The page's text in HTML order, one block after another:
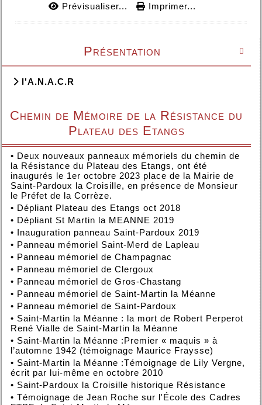

Présentation
l'A.N.A.C.R
Chemin de Mémoire de la Résistance du
Plateau des Etangs
• Deux nouveaux panneaux mémoriels du chemin de
la Résistance du Plateau des Etangs, ont été
inaugurés le 1er octobre 2023 place de la Mairie de
Saint-Pardoux la Croisille, en présence de Monsieur
le Préfet de la Corrèze.
• Dépliant Plateau des Etangs oct 2018
• Dépliant St Martin la MEANNE 2019
• Inauguration panneau Saint-Pardoux 2019
• Panneau mémoriel Saint-Merd de Lapleau
• Panneau mémoriel de Champagnac
• Panneau mémoriel de Clergoux
• Panneau mémoriel de Gros-Chastang
• Panneau mémoriel de Saint-Martin la Méanne
• Panneau mémoriel de Saint-Pardoux
• Saint-Martin la Méanne : la mort de Robert Perperot
René Vialle de Saint-Martin la Méanne
• Saint-Martin la Méanne :Premier « maquis » à
l’automne 1942 (témoignage Maurice Fraysse)
• Saint-Martin la Méanne :Témoignage de Lily Vergne,
écrit par lui-même en octobre 2010
• Saint-Pardoux la Croisille historique Résistance
• Témoignage de Jean Roche sur l'École des Cadres
Prévisualiser... Imprimer...